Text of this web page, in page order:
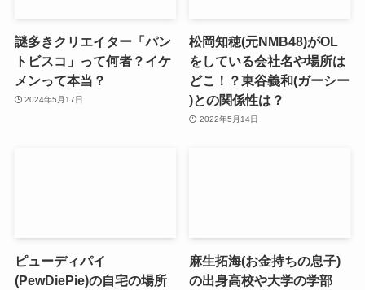
謎多きクリエイター「パン
トビスコ」って何者？イケ
メンって本当？
2024年5月17日
松岡知穂(元NMB48)がOL
をしている会社名や場所は
どこ！？東谷義和(ガーシー
)との関係性は？
2022年5月14日
ピューディパイ
(PewDiePie)の自宅の場所
麻生拓海(お金持ちの息子)
の出身高校や大学の学部